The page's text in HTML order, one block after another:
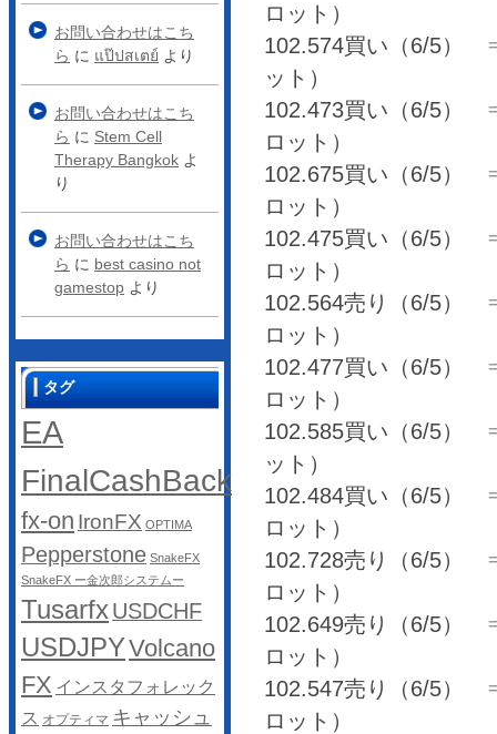
ロット）
102.574買い（6/5）
ット）
102.473買い（6/5）
ロット）
102.675買い（6/5）
ロット）
102.475買い（6/5）
ロット）
102.564売り（6/5）
ロット）
102.477買い（6/5）
ロット）
102.585買い（6/5）
ット）
102.484買い（6/5）
ロット）
102.728売り（6/5）
ロット）
102.649売り（6/5）
ロット）
102.547売り（6/5）
ロット）
お問い合わせはこち
ら に แป๊ปสเตย์ より
お問い合わせはこち
ら に Stem Cell
Therapy Bangkok よ
り
お問い合わせはこち
ら に best casino not
gamestop より
タグ
EA
FinalCashBack
fx-on IronFX OPTIMA
Pepperstone SnakeFX
SnakeFX ー金次郎システムー
TusarfxUSDCHF
USDJPYVolcano
FX インスタフォレック
ス オプティマ キャッシュ